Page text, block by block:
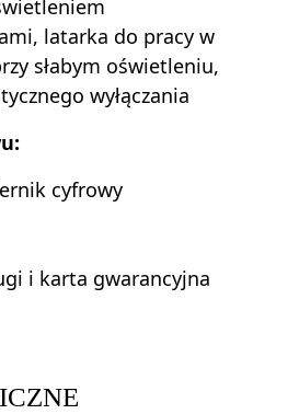
latarka do pracy w
słabym oświetleniu,
wyłączania
cyfrowy
i karta gwarancyjna